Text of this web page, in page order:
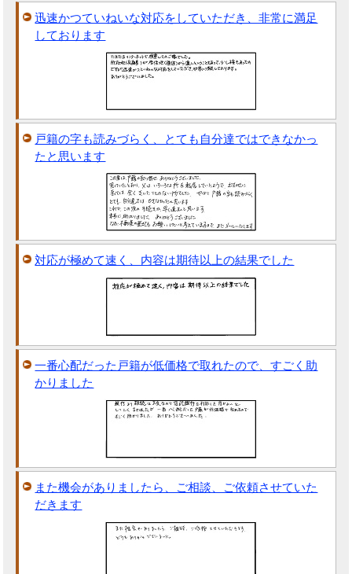
迅速かつていねいな対応をしていただき、非常に満足
しております
戸籍の字も読みづらく、とても自分達ではできなかっ
たと思います
対応が極めて速く、内容は期待以上の結果でした
一番心配だった戸籍が低価格で取れたので、すごく助
かりました
また機会がありましたら、ご相談、ご依頼させていた
だきます